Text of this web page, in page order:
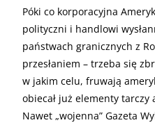
Póki co korporacyjna
polityczni i handlowi
państwach granicznych z
przesłaniem – trzeba się
w jakim celu, fruwają
obiecał już elementy tarczy
Nawet „wojenna” Gazeta